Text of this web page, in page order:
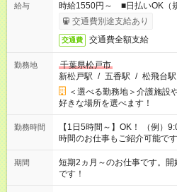
給与
時給1550円～ ■日払いOK（
交通費別途支給あり
交通費 交通費全額支給
勤務地
千葉県松戸市
新松戸駅 / 五香駅 / 松飛台駅
＜選べる勤務地＞介護施
好きな場所を選べます！
勤務時間
【1日5時間～】OK！ （例）
時間のお仕事もご紹介可能で
その他の時間帯もあなたのラ
ただけます！ 【シフト固定もOK】★家庭の都合でお休みが必要
な場合も遠慮なくご相談ください。 ※週最低15時間以
が必要です
期間
短期2ヵ月～のお仕事です。
です！